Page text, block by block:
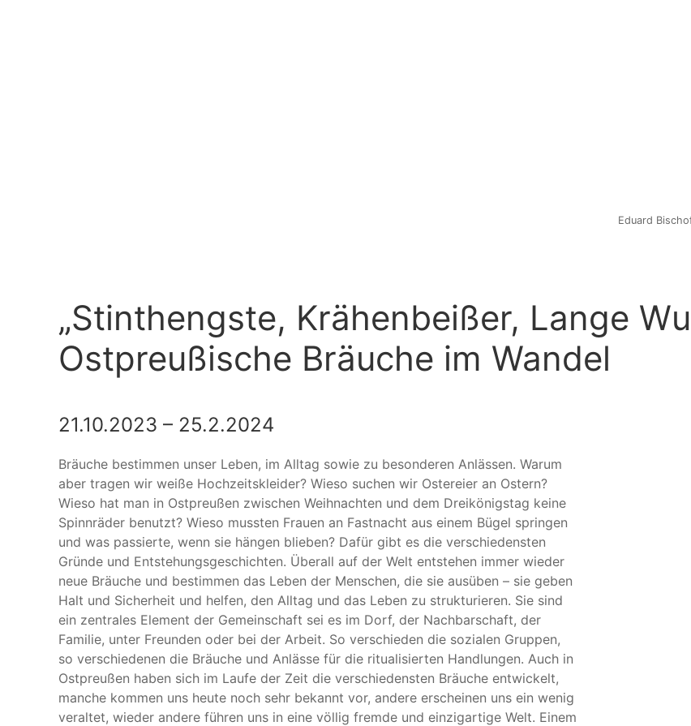
Eduard
„Stinthengste, Krähenbeißer, Lange
Ostpreußische Bräuche im Wandel
21.10.2023 – 25.2.2024
Bräuche bestimmen unser Leben, im Alltag sowie zu besonderen Anlässen. Warum
aber tragen wir weiße Hochzeitskleider? Wieso suchen wir Ostereier an Ostern?
Wieso hat man in Ostpreußen zwischen Weihnachten und dem Dreikönigstag keine
Spinnräder benutzt? Wieso mussten Frauen an Fastnacht aus einem Bügel springen
und was passierte, wenn sie hängen blieben? Dafür gibt es die verschiedensten
Gründe und Entstehungsgeschichten. Überall auf der Welt entstehen immer wieder
neue Bräuche und bestimmen das Leben der Menschen, die sie ausüben – sie geben
Halt und Sicherheit und helfen, den Alltag und das Leben zu strukturieren. Sie sind
ein zentrales Element der Gemeinschaft sei es im Dorf, der Nachbarschaft, der
Familie, unter Freunden oder bei der Arbeit. So verschieden die sozialen Gruppen,
so verschiedenen die Bräuche und Anlässe für die ritualisierten Handlungen. Auch in
Ostpreußen haben sich im Laufe der Zeit die verschiedensten Bräuche entwickelt,
manche kommen uns heute noch sehr bekannt vor, andere erscheinen uns ein wenig
veraltet, wieder andere führen uns in eine völlig fremde und einzigartige Welt. Einem